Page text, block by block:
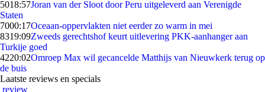
5018:57Joran van der Sloot door Peru uitgeleverd aan Verenigde
Staten
7000:17Oceaan-oppervlakten niet eerder zo warm in mei
8319:09Zweeds gerechtshof keurt uitlevering PKK-aanhanger aan
Turkije goed
4220:02Omroep Max wil gecancelde Matthijs van Nieuwkerk terug op
de buis
Laatste reviews en specials
review